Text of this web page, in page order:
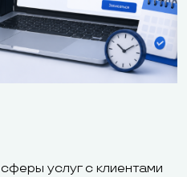
услуг с клиентами